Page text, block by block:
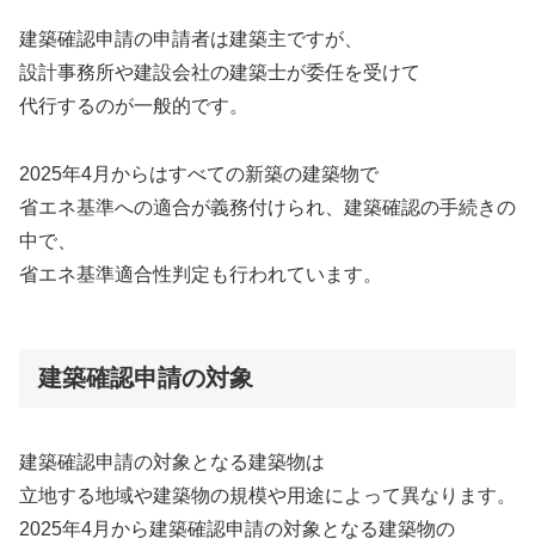
建築確認申請の申請者は建築主ですが、
設計事務所や建設会社の建築士が委任を受けて
代行するのが一般的です。
2025年4月からはすべての新築の建築物で
省エネ基準への適合が義務付けられ、建築確認の手続きの
中で、
省エネ基準適合性判定も行われています。
建築確認申請の対象
建築確認申請の対象となる建築物は
立地する地域や建築物の規模や用途によって異なります。
2025年4月から建築確認申請の対象となる建築物の